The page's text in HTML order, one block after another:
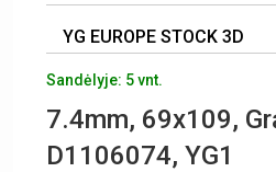
YG EUROPE STOCK 3D
Sandėlyje: 5 vnt.
7.4mm, 69x109,
D1106074, YG1